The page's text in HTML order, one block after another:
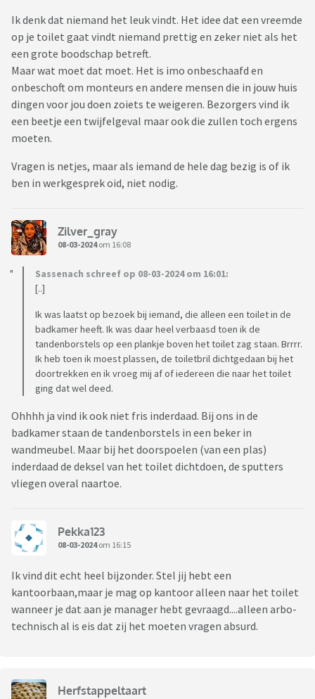
Ik denk dat niemand het leuk vindt. Het idee dat een vreemde
op je toilet gaat vindt niemand prettig en zeker niet als het
een grote boodschap betreft.
Maar wat moet dat moet. Het is imo onbeschaafd en
onbeschoft om monteurs en andere mensen die in jouw huis
dingen voor jou doen zoiets te weigeren. Bezorgers vind ik
een beetje een twijfelgeval maar ook die zullen toch ergens
moeten.
Vragen is netjes, maar als iemand de hele dag bezig is of ik
ben in werkgesprek oid, niet nodig.
Zilver_gray
08-03-2024om 16:08
Sassenach schreef op 08-03-2024 om 16:01:
[..]
Ik was laatst op bezoek bij iemand, die alleen een toilet in de
badkamer heeft. Ik was daar heel verbaasd toen ik de
tandenborstels op een plankje boven het toilet zag staan. Brrrr.
Ik heb toen ik moest plassen, de toiletbril dichtgedaan bij het
doortrekken en ik vroeg mij af of iedereen die naar het toilet
ging dat wel deed.
Ohhhh ja vind ik ook niet fris inderdaad. Bij ons in de
badkamer staan de tandenborstels in een beker in
wandmeubel. Maar bij het doorspoelen (van een plas)
inderdaad de deksel van het toilet dichtdoen, de sputters
vliegen overal naartoe.
Pekka123
08-03-2024om 16:15
Ik vind dit echt heel bijzonder. Stel jij hebt een
kantoorbaan,maar je mag op kantoor alleen naar het toilet
wanneer je dat aan je manager hebt gevraagd....alleen arbo-
technisch al is eis dat zij het moeten vragen absurd.
Herfstappeltaart